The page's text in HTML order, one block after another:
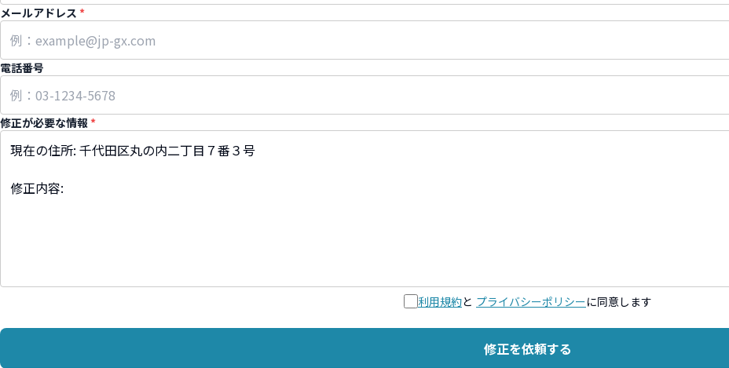
メールアドレス *
電話番号
修正が必要な情報 *
利用規約と プライバシーポリシーに同意します
修正を依頼する